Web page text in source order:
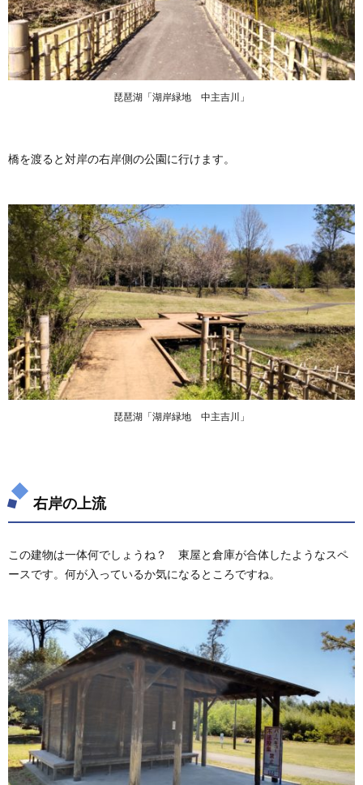
琵琶湖「湖岸緑地 中主吉川」
橋を渡ると対岸の右岸側の公園に行けます。
琵琶湖「湖岸緑地 中主吉川」
右岸の上流
この建物は一体何でしょうね？ 東屋と倉庫が合体したようなスペ
ースです。何が入っているか気になるところですね。